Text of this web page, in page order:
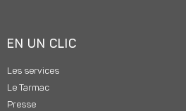
EN UN CLIC
Les services
Le Tarmac
Presse